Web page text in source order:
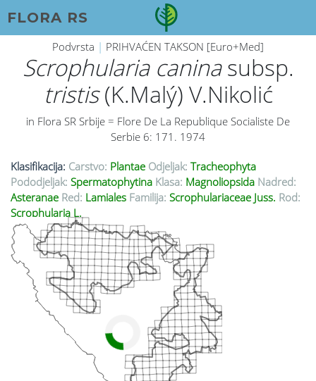
FLORA RS
Podvrsta | PRIHVAĆEN TAKSON [Euro+Med]
Scrophularia caninasubsp.
tristis(K.Malý) V.Nikolić
in Flora SR Srbije = Flore De La Republique Socialiste De
Serbie 6: 171. 1974
Klasifikacija: Carstvo: Plantae Odjeljak: Tracheophyta
Pododjeljak: Spermatophytina Klasa: Magnoliopsida Nadred:
Asteranae Red: Lamiales Familija: Scrophulariaceae Juss. Rod:
Scrophularia L.